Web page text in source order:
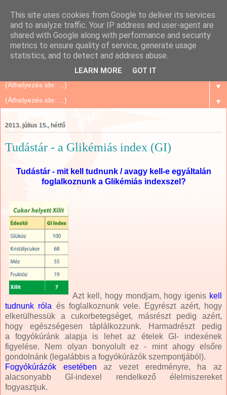
Szépségápolás Otthon
Oriflame Mindenkinek, mert megbízható és sok tanács,
történet, tapasztalat...
▼
▼
2013. július 15., hétfő
Tudástár - a Glikémiás index (GI)
Tudástár - mit kell tudnunk / avagy kell-e egyáltalán
foglalkoznunk a Glikémiás indexszel?
Azt kell, hogy mondjam, hogy igenis kell
tudnunk róla és foglalkoznunk vele. Egyrészt azért, hogy
elkerülhessük a cukorbetegséget, másrészt pedig azért,
hogy egészségesen táplálkozzunk. Harmadrészt pedig
a fogyókúránk alapja is lehet az ételek GI- indexének
figyelése. Nem olyan bonyolult ez - mint ahogy elsőre
gondolnánk (legalábbis a fogyókúrázók szempontjából).
Fogyókúrázók esetében az vezet eredményre, ha az
alacsonyabb GI-indexel rendelkező élelmiszereket
fogyasztjuk.
This site uses cookies from Google to deliver its services
and to analyze traffic. Your IP address and user-agent are
shared with Google along with performance and security
metrics to ensure quality of service, generate usage
statistics, and to detect and address abuse.
LEARN MORE GOT IT